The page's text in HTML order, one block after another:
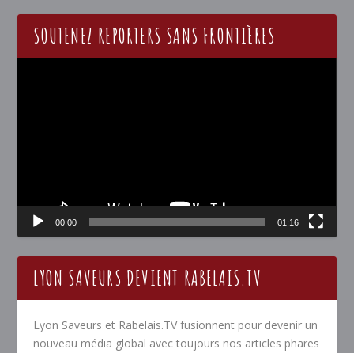
SOUTENEZ REPORTERS SANS FRONTIÈRES
00:00 01:16
LYON SAVEURS DEVIENT RABELAIS.TV
Lyon Saveurs et Rabelais.TV fusionnent pour devenir un
nouveau média global avec toujours nos articles phares